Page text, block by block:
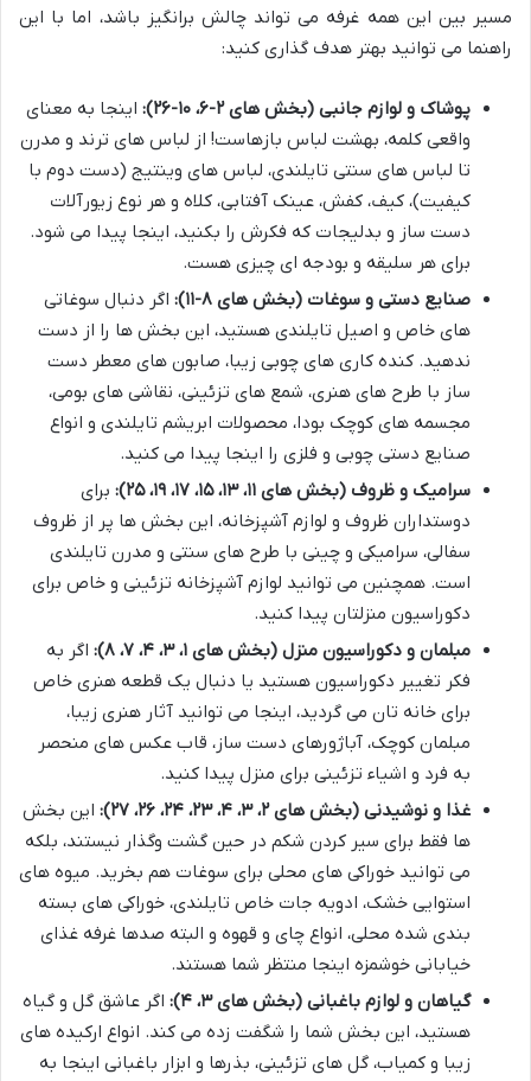
مسیر بین این همه غرفه می تواند چالش برانگیز باشد، اما با این
راهنما می توانید بهتر هدف گذاری کنید:
پوشاک و لوازم جانبی (بخش های ۲-۶، ۱۰-۲۶):
اینجا به معنای
واقعی کلمه، بهشت لباس بازهاست! از لباس های ترند و مدرن
تا لباس های سنتی تایلندی، لباس های وینتیج (دست دوم با
کیفیت)، کیف، کفش، عینک آفتابی، کلاه و هر نوع زیورآلات
دست ساز و بدلیجات که فکرش را بکنید، اینجا پیدا می شود.
برای هر سلیقه و بودجه ای چیزی هست.
صنایع دستی و سوغات (بخش های ۸-۱۱):
اگر دنبال سوغاتی
های خاص و اصیل تایلندی هستید، این بخش ها را از دست
ندهید. کنده کاری های چوبی زیبا، صابون های معطر دست
ساز با طرح های هنری، شمع های تزئینی، نقاشی های بومی،
مجسمه های کوچک بودا، محصولات ابریشم تایلندی و انواع
صنایع دستی چوبی و فلزی را اینجا پیدا می کنید.
سرامیک و ظروف (بخش های ۱۱، ۱۳، ۱۵، ۱۷، ۱۹، ۲۵):
برای
دوستداران ظروف و لوازم آشپزخانه، این بخش ها پر از ظروف
سفالی، سرامیکی و چینی با طرح های سنتی و مدرن تایلندی
است. همچنین می توانید لوازم آشپزخانه تزئینی و خاص برای
دکوراسیون منزلتان پیدا کنید.
مبلمان و دکوراسیون منزل (بخش های ۱، ۳، ۴، ۷، ۸):
اگر به
فکر تغییر دکوراسیون هستید یا دنبال یک قطعه هنری خاص
برای خانه تان می گردید، اینجا می توانید آثار هنری زیبا،
مبلمان کوچک، آباژورهای دست ساز، قاب عکس های منحصر
به فرد و اشیاء تزئینی برای منزل پیدا کنید.
غذا و نوشیدنی (بخش های ۲، ۳، ۴، ۲۳، ۲۴، ۲۶، ۲۷):
این بخش
ها فقط برای سیر کردن شکم در حین گشت وگذار نیستند، بلکه
می توانید خوراکی های محلی برای سوغات هم بخرید. میوه های
استوایی خشک، ادویه جات خاص تایلندی، خوراکی های بسته
بندی شده محلی، انواع چای و قهوه و البته صدها غرفه غذای
خیابانی خوشمزه اینجا منتظر شما هستند.
گیاهان و لوازم باغبانی (بخش های ۳، ۴):
اگر عاشق گل و گیاه
هستید، این بخش شما را شگفت زده می کند. انواع ارکیده های
زیبا و کمیاب، گل های تزئینی، بذرها و ابزار باغبانی اینجا به